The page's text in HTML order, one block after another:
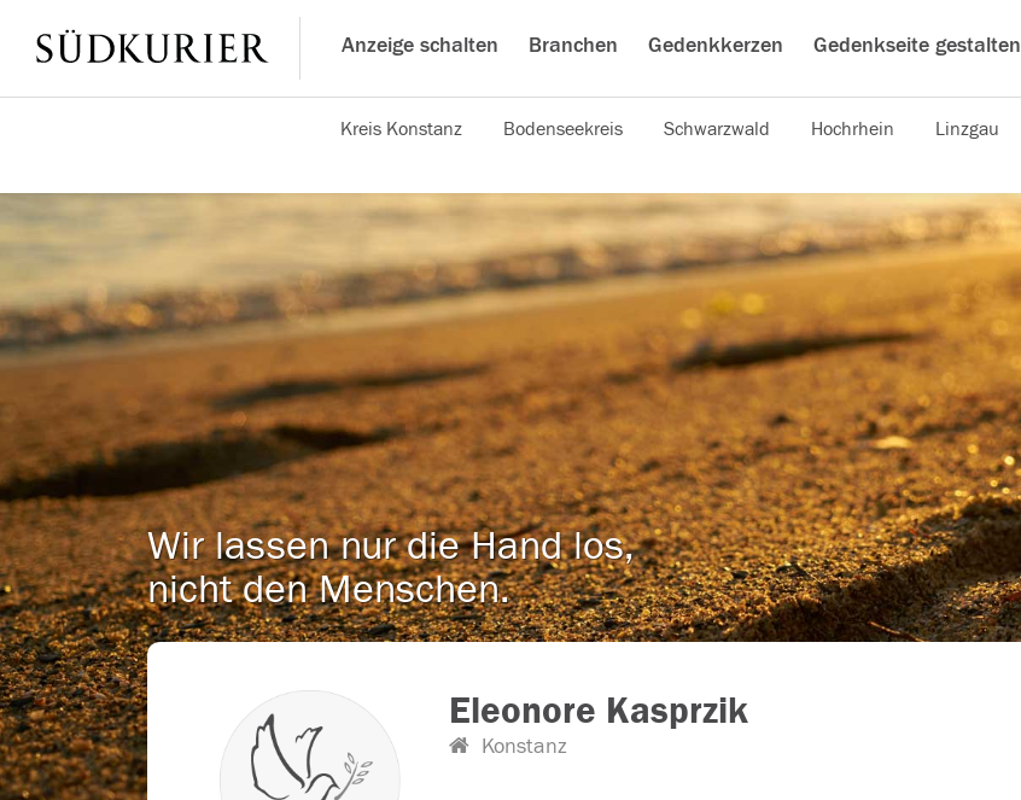
Anzeige schalten Branchen Gedenkkerzen Gedenkseite gestalten
Kreis Konstanz Bodenseekreis Schwarzwald Hochrhein Linzgau
Wir lassen nur die Hand los,
nicht den Menschen.
Eleonore Kasprzik
Konstanz